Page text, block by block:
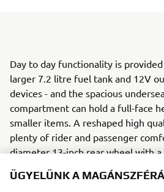
Day to day functionality is
larger 7.2 litre fuel tank and 12V
devices - and the spacious
compartment can hold a full-face
smaller items. A reshaped high
plenty of rider and passenger
diameter 13-inch rear wheel with
handles the Tricity 155's higher
top speed.
ÜGYELÜNK A